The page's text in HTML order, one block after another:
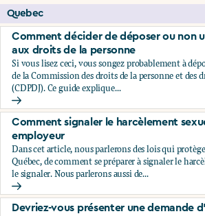
Quebec
Comment décider de déposer ou non
aux droits de la personne
Si vous lisez ceci, vous songez probablement à
de la Commission des droits de la personne et des
(CDPDJ). Ce guide explique...
Comment décider de déposer ou non
Comment signaler le harcèlement
employeur
Dans cet article, nous parlerons des lois qui
Québec, de comment se préparer à signaler le
le signaler. Nous parlerons aussi de...
Comment signaler le harcèlement
Devriez-vous présenter une demande